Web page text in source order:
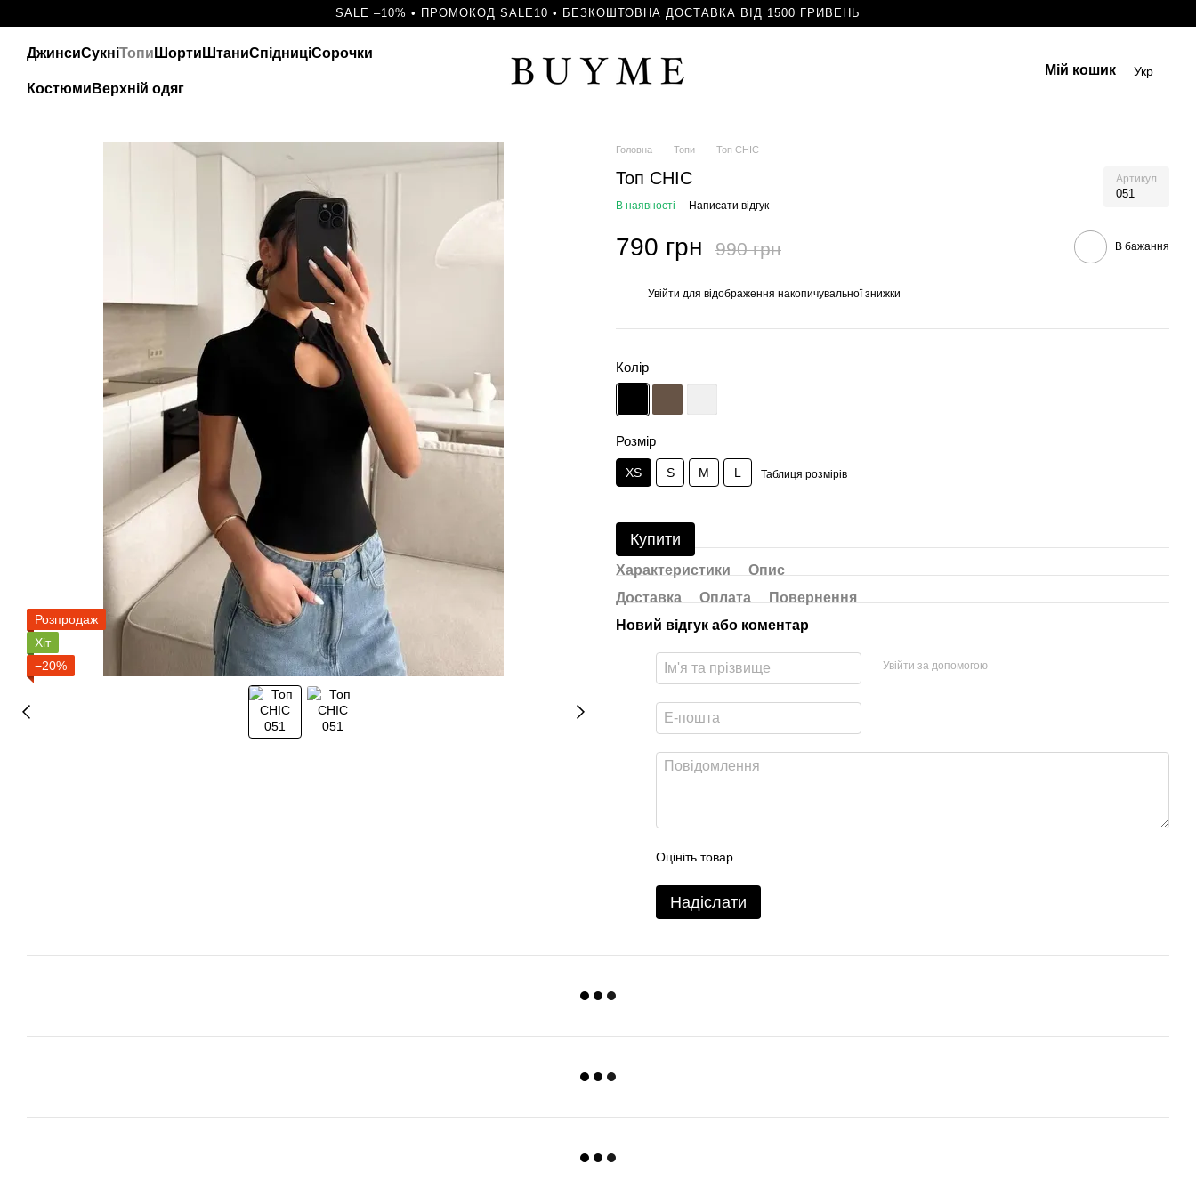
SALE –10% • ПРОМОКОД SALE10 • БЕЗКОШТОВНА ДОСТАВКА ВІД 1500 ГРИВЕНЬ
ДжинсиСукніТопи Шорти ШтаниСпідниціСорочки
Костюми Верхній одяг
Мій кошик Укр
Розпродаж
Хіт
−20%
Головна Топи Топ CHIC
Топ CHIC Артикул
051
В наявності Написати відгук
790 грн 990 грн В бажання
Увійти для відображення накопичувальної знижки
Колір
Розмір
XS S M L Таблиця розмірів
Купити
Характеристики
Опис
Доставка
Оплата
Повернення
Новий відгук або коментар
Увійти за допомогою
Оцініть товар
Надіслати